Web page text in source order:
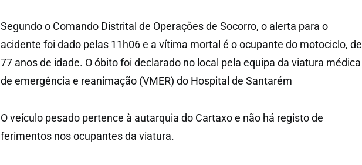
Segundo o Comando Distrital de Operações de Socorro, o alerta para o
acidente foi dado pelas 11h06 e a vítima mortal é o ocupante do motociclo, de
77 anos de idade. O óbito foi declarado no local pela equipa da viatura médica
de emergência e reanimação (VMER) do Hospital de Santarém
O veículo pesado pertence à autarquia do Cartaxo e não há registo de
ferimentos nos ocupantes da viatura.